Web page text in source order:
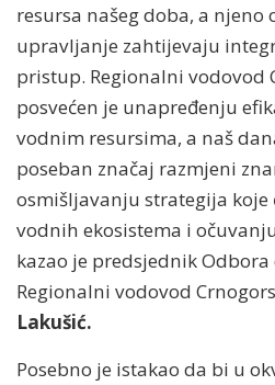
resursa našeg doba, a njeno
upravljanje zahtijevaju
pristup. Regionalni vodovod
posvećen je unapređenju
vodnim resursima, a naš
poseban značaj razmjeni
osmišljavanju strategija
vodnih ekosistema i
kazao je predsjednik Odbora
Regionalni vodovod
Lakušić.
Posebno je istakao da bi u